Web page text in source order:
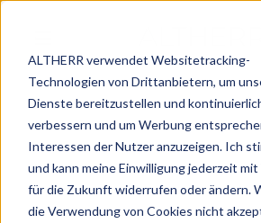
ALTHERR verwendet Websitetracking-
Technologien von Drittanbietern, um
Dienste bereitzustellen und
verbessern und um Werbung
Interessen der Nutzer anzuzeigen. Ich
und kann meine Einwilligung jederzeit
für die Zukunft widerrufen oder ändern.
die Verwendung von Cookies nicht